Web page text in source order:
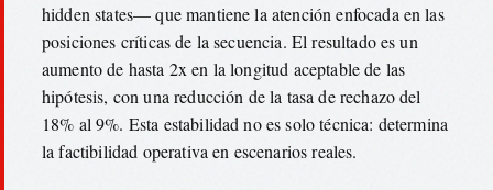
hidden states— que mantiene la atención enfocada en las
posiciones críticas de la secuencia. El resultado es un
aumento de hasta 2x en la longitud aceptable de las
hipótesis, con una reducción de la tasa de rechazo del
18% al 9%. Esta estabilidad no es solo técnica: determina
la factibilidad operativa en escenarios reales.